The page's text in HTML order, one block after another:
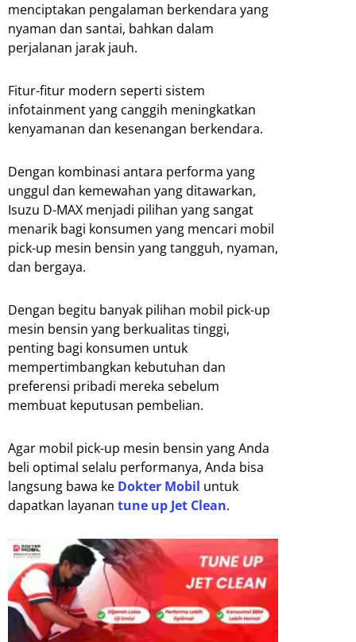
menciptakan pengalaman berkendara yang
nyaman dan santai, bahkan dalam
perjalanan jarak jauh.
Fitur-fitur modern seperti sistem
infotainment yang canggih meningkatkan
kenyamanan dan kesenangan berkendara.
Dengan kombinasi antara performa yang
unggul dan kemewahan yang ditawarkan,
Isuzu D-MAX menjadi pilihan yang sangat
menarik bagi konsumen yang mencari mobil
pick-up mesin bensin yang tangguh, nyaman,
dan bergaya.
Dengan begitu banyak pilihan mobil pick-up
mesin bensin yang berkualitas tinggi,
penting bagi konsumen untuk
mempertimbangkan kebutuhan dan
preferensi pribadi mereka sebelum
membuat keputusan pembelian.
Agar mobil pick-up mesin bensin yang Anda
beli optimal selalu performanya, Anda bisa
langsung bawa ke Dokter Mobil untuk
dapatkan layanan tune up Jet Clean.